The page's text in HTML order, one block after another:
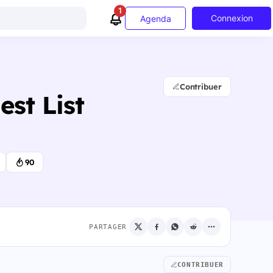
1
Agenda Connexion
List
Contribuer
90
PARTAGER
CONTRIBUER